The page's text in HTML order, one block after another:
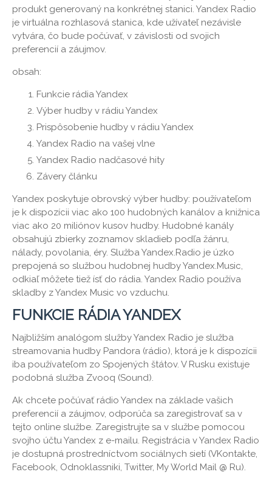
produkt generovaný na konkrétnej stanici. Yandex Radio
je virtuálna rozhlasová stanica, kde užívateľ nezávisle
vytvára, čo bude počúvať, v závislosti od svojich
preferencií a záujmov.
obsah:
Funkcie rádia Yandex
Výber hudby v rádiu Yandex
Prispôsobenie hudby v rádiu Yandex
Yandex Radio na vašej vlne
Yandex Radio nadčasové hity
Závery článku
Yandex poskytuje obrovský výber hudby: používateľom
je k dispozícii viac ako 100 hudobných kanálov a knižnica
viac ako 20 miliónov kusov hudby. Hudobné kanály
obsahujú zbierky zoznamov skladieb podľa žánru,
nálady, povolania, éry. Služba Yandex.Radio je úzko
prepojená so službou hudobnej hudby Yandex.Music,
odkiaľ môžete tiež ísť do rádia. Yandex Radio používa
skladby z Yandex Music vo vzduchu.
FUNKCIE RÁDIA YANDEX
Najbližším analógom služby Yandex Radio je služba
streamovania hudby Pandora (rádio), ktorá je k dispozícii
iba používateľom zo Spojených štátov. V Rusku existuje
podobná služba Zvooq (Sound).
Ak chcete počúvať rádio Yandex na základe vašich
preferencií a záujmov, odporúča sa zaregistrovať sa v
tejto online službe. Zaregistrujte sa v službe pomocou
svojho účtu Yandex z e-mailu. Registrácia v Yandex Radio
je dostupná prostredníctvom sociálnych sietí (VKontakte,
Facebook, Odnoklassniki, Twitter, My World Mail @ Ru).